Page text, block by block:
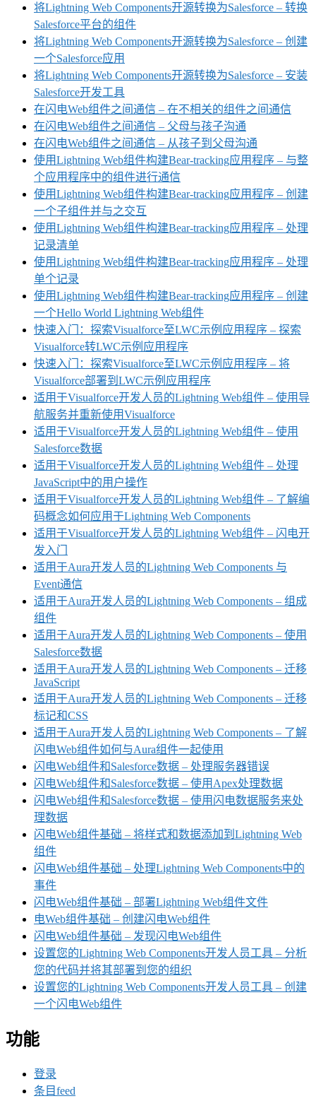
将Lightning Web Components开源转换为Salesforce – 转换
Salesforce平台的组件
将Lightning Web Components开源转换为Salesforce – 创建
一个Salesforce应用
将Lightning Web Components开源转换为Salesforce – 安装
Salesforce开发工具
在闪电Web组件之间通信 – 在不相关的组件之间通信
在闪电Web组件之间通信 – 父母与孩子沟通
在闪电Web组件之间通信 – 从孩子到父母沟通
使用Lightning Web组件构建Bear-tracking应用程序 – 与整
个应用程序中的组件进行通信
使用Lightning Web组件构建Bear-tracking应用程序 – 创建
一个子组件并与之交互
使用Lightning Web组件构建Bear-tracking应用程序 – 处理
记录清单
使用Lightning Web组件构建Bear-tracking应用程序 – 处理
单个记录
使用Lightning Web组件构建Bear-tracking应用程序 – 创建
一个Hello World Lightning Web组件
快速入门：探索Visualforce至LWC示例应用程序 – 探索
Visualforce转LWC示例应用程序
快速入门：探索Visualforce至LWC示例应用程序 – 将
Visualforce部署到LWC示例应用程序
适用于Visualforce开发人员的Lightning Web组件 – 使用导
航服务并重新使用Visualforce
适用于Visualforce开发人员的Lightning Web组件 – 使用
Salesforce数据
适用于Visualforce开发人员的Lightning Web组件 – 处理
JavaScript中的用户操作
适用于Visualforce开发人员的Lightning Web组件 – 了解编
码概念如何应用于Lightning Web Components
适用于Visualforce开发人员的Lightning Web组件 – 闪电开
发入门
适用于Aura开发人员的Lightning Web Components 与
Event通信
适用于Aura开发人员的Lightning Web Components – 组成
组件
适用于Aura开发人员的Lightning Web Components – 使用
Salesforce数据
适用于Aura开发人员的Lightning Web Components – 迁移
JavaScript
适用于Aura开发人员的Lightning Web Components – 迁移
标记和CSS
适用于Aura开发人员的Lightning Web Components – 了解
闪电Web组件如何与Aura组件一起使用
闪电Web组件和Salesforce数据 – 处理服务器错误
闪电Web组件和Salesforce数据 – 使用Apex处理数据
闪电Web组件和Salesforce数据 – 使用闪电数据服务来处
理数据
闪电Web组件基础 – 将样式和数据添加到Lightning Web
组件
闪电Web组件基础 – 处理Lightning Web Components中的
事件
闪电Web组件基础 – 部署Lightning Web组件文件
电Web组件基础 – 创建闪电Web组件
闪电Web组件基础 – 发现闪电Web组件
设置您的Lightning Web Components开发人员工具 – 分析
您的代码并将其部署到您的组织
设置您的Lightning Web Components开发人员工具 – 创建
一个闪电Web组件
功能
登录
条目feed